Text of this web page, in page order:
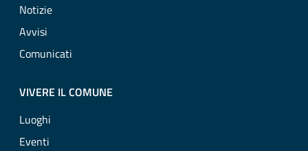
Notizie
Avvisi
Comunicati
VIVERE IL COMUNE
Luoghi
Eventi